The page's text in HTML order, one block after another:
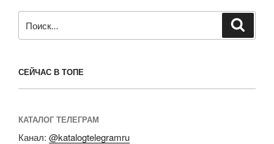
СЕЙЧАС В ТОПЕ
КАТАЛОГ ТЕЛЕГРАМ
Канал: @katalogtelegramru